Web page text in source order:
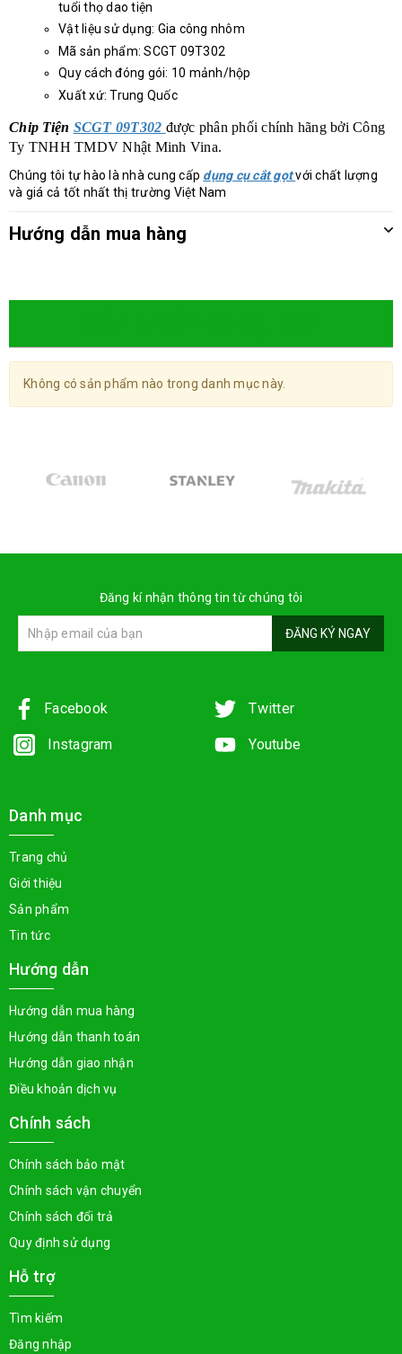
tuổi thọ dao tiện
Vật liệu sử dụng: Gia công nhôm
Mã sản phẩm: SCGT 09T302
Quy cách đóng gói: 10 mảnh/hộp
Xuất xứ: Trung Quốc
Chip Tiện SCGT 09T302 được phân phối chính hãng bởi Công
Ty TNHH TMDV Nhật Minh Vina.
Chúng tôi tự hào là nhà cung cấp dụng cụ cắt gọtvới chất lượng
và giá cả tốt nhất thị trường Việt Nam
Hướng dẫn mua hàng
Không có sản phẩm nào trong danh mục này.
Đăng kí nhận thông tin từ chúng tôi
ĐĂNG KÝ NGAY
Facebook Twitter
Instagram Youtube
Danh mục
Trang chủ
Giới thiệu
Sản phẩm
Tin tức
Hướng dẫn
Hướng dẫn mua hàng
Hướng dẫn thanh toán
Hướng dẫn giao nhận
Điều khoản dịch vụ
Chính sách
Chính sách bảo mật
Chính sách vận chuyển
Chính sách đổi trả
Quy định sử dụng
Hỗ trợ
Tìm kiếm
Đăng nhập